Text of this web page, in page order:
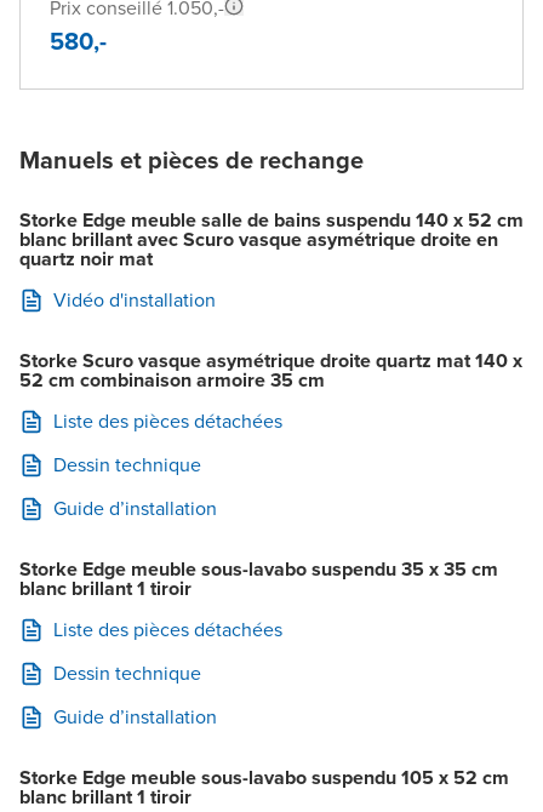
Prix conseillé 1.050,-
580,-
Manuels et pièces de rechange
Storke Edge meuble salle de bains suspendu 140 x 52 cm
blanc brillant avec Scuro vasque asymétrique droite en
quartz noir mat
Vidéo d'installation
Storke Scuro vasque asymétrique droite quartz mat 140 x
52 cm combinaison armoire 35 cm
Liste des pièces détachées
Dessin technique
Guide d’installation
Storke Edge meuble sous-lavabo suspendu 35 x 35 cm
blanc brillant 1 tiroir
Liste des pièces détachées
Dessin technique
Guide d’installation
Storke Edge meuble sous-lavabo suspendu 105 x 52 cm
blanc brillant 1 tiroir